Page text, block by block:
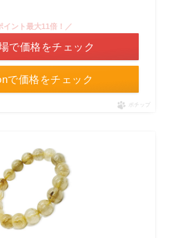
で価格をチェック
イント最大11倍！／
で価格をチェック
ポチップ